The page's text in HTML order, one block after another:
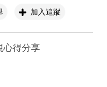
加入追蹤
心得分享